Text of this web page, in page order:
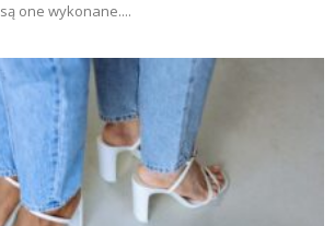
one wykonane....